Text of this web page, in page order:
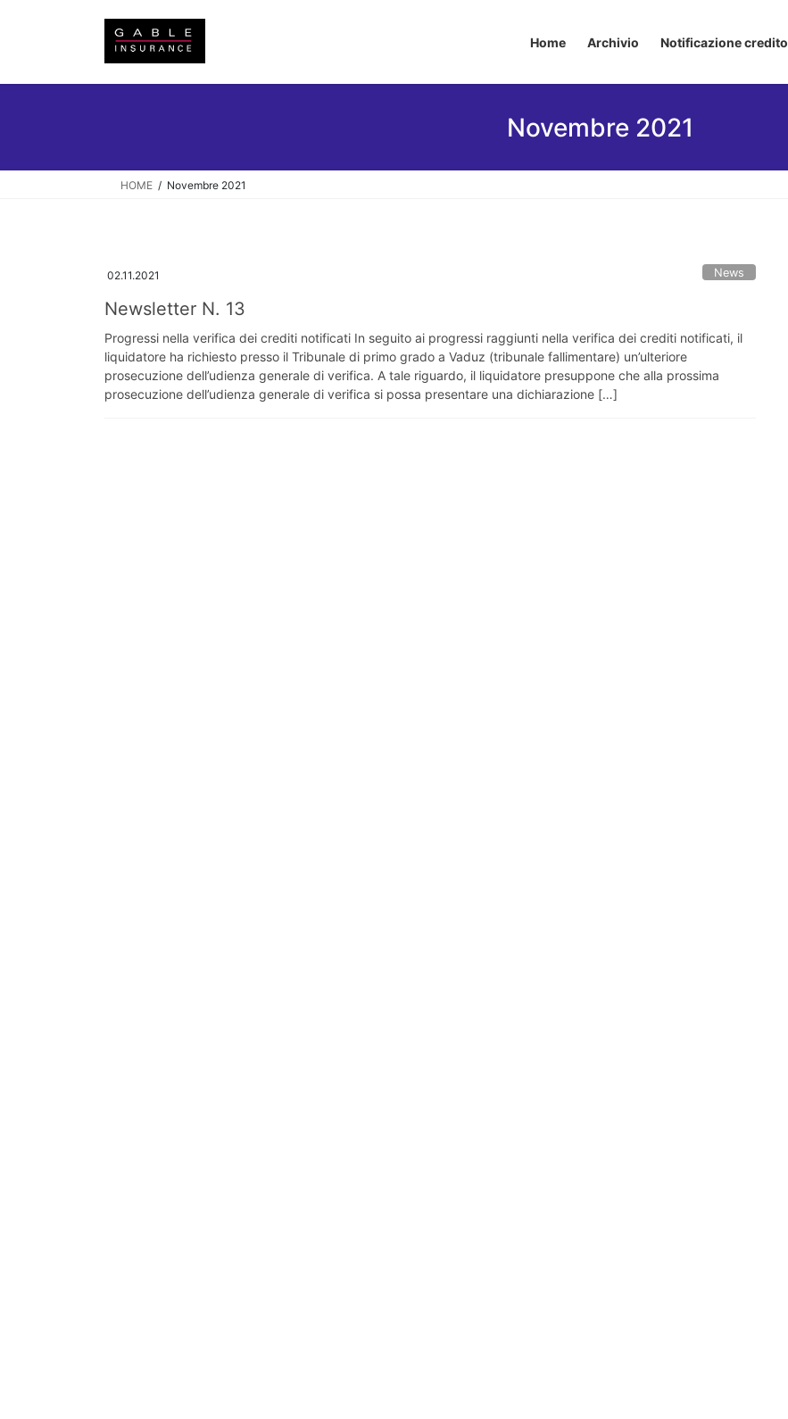
Home Archivio Notificazione credito
Novembre 2021
HOME Novembre 2021
02.11.2021 News
Newsletter N. 13
Progressi nella verifica dei crediti notificati In seguito ai progressi raggiunti nella verifica dei crediti notificati, il
liquidatore ha richiesto presso il Tribunale di primo grado a Vaduz (tribunale fallimentare) un’ulteriore
prosecuzione dell’udienza generale di verifica. A tale riguardo, il liquidatore presuppone che alla prossima
prosecuzione dell’udienza generale di verifica si possa presentare una dichiarazione […]